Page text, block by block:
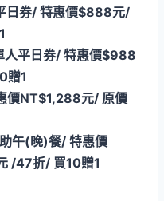
日券/ 特惠價$888元/
人平日券/ 特惠價$988
贈1
價NT$1,288元/ 原價
午(晚)餐/ 特惠價
/47折/ 買10贈1